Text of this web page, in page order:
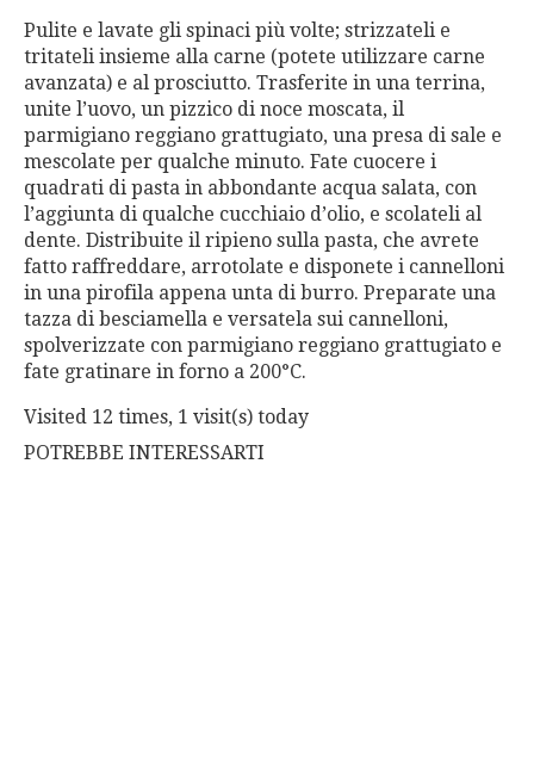
Pulite e lavate gli spinaci più volte; strizzateli e
tritateli insieme alla carne (potete utilizzare carne
avanzata) e al prosciutto. Trasferite in una terrina,
unite l’uovo, un pizzico di noce moscata, il
parmigiano reggiano grattugiato, una presa di sale e
mescolate per qualche minuto. Fate cuocere i
quadrati di pasta in abbondante acqua salata, con
l’aggiunta di qualche cucchiaio d’olio, e scolateli al
dente. Distribuite il ripieno sulla pasta, che avrete
fatto raffreddare, arrotolate e disponete i cannelloni
in una pirofila appena unta di burro. Preparate una
tazza di besciamella e versatela sui cannelloni,
spolverizzate con parmigiano reggiano grattugiato e
fate gratinare in forno a 200°C.
Visited 12 times, 1 visit(s) today
POTREBBE INTERESSARTI